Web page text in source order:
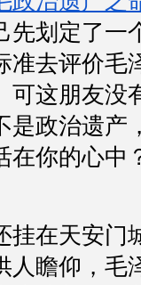
先划定了一
准去评价毛
可这朋友没
是政治遗产
在你的心中
挂在天安门
人瞻仰，毛